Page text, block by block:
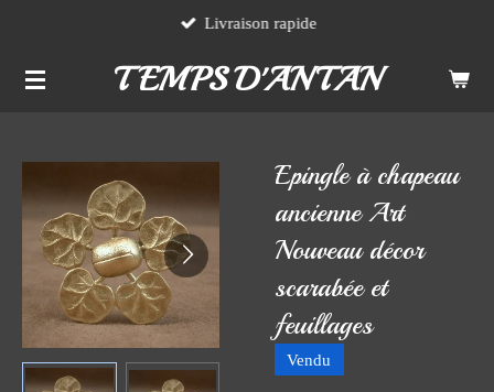
contenu
TEMPS D'ANTAN
Livraison rapide
Epingle à chapeau
ancienne Art
Nouveau décor
scarabée et
feuillages
Vendu